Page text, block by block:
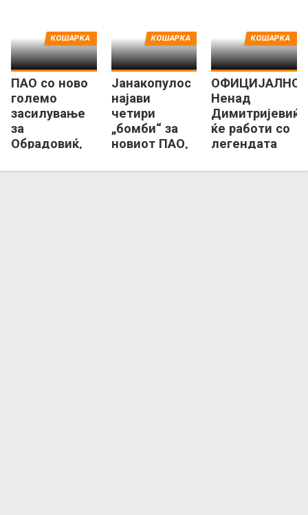
ПАО со ново
големо
засилување
за
Обрадовиќ,
од НБА
КОШАРКА
Јанакопулос
најави
четири
„бомби“ за
новиот ПАО,
уште денес!
КОШАРКА
ОФИЦИЈАЛНО:
Ненад
Димитријевиќ
ќе работи со
легендата
КОШАРКА